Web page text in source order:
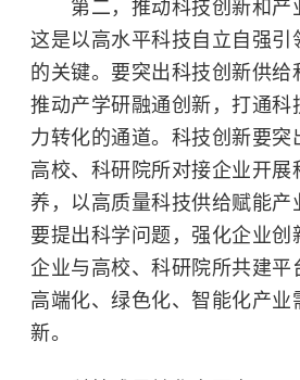
第二，推动科技创新和产
这是以高水平科技自立自强引
的关键。要突出科技创新供给
推动产学研融通创新，打通科
力转化的通道。科技创新要突
高校、科研院所对接企业开展
养，以高质量科技供给赋能产
要提出科学问题，强化企业创
企业与高校、科研院所共建平
高端化、绿色化、智能化产业
新。